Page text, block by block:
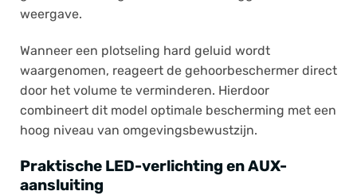
weergave.
Wanneer een plotseling hard geluid wordt
waargenomen, reageert de gehoorbeschermer direct
door het volume te verminderen. Hierdoor
combineert dit model optimale bescherming met een
hoog niveau van omgevingsbewustzijn.
Praktische LED-verlichting en AUX-
aansluiting